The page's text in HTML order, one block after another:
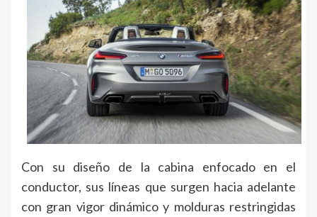
Con su diseño de la cabina enfocado en el
conductor, sus líneas que surgen hacia adelante
con gran vigor dinámico y molduras restringidas